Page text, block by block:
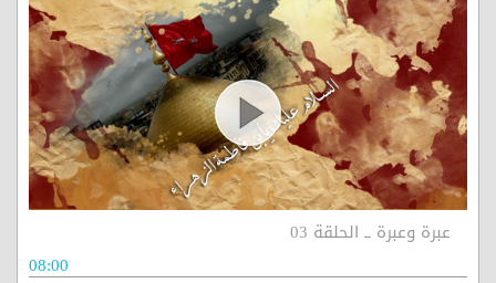
عبرة وعبرة ــ الحلقة 03
08:00